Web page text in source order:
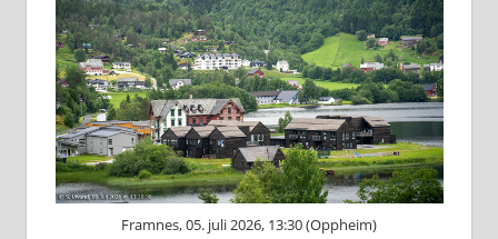
Framnes, 05. juli 2026, 13:30 (Oppheim)